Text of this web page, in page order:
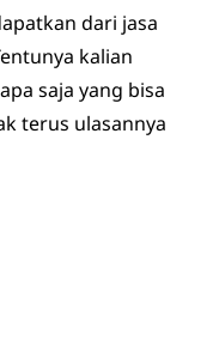
dari jasa
kalian
saja yang bisa
terus ulasannya